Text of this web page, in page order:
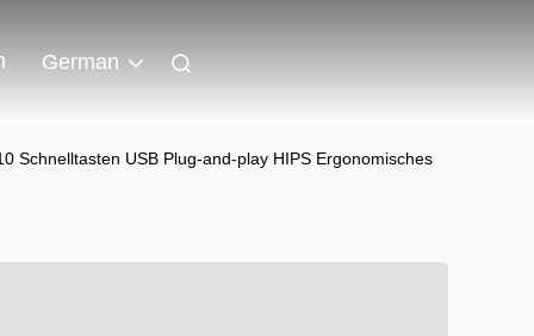
German
Schnelltasten USB Plug-and-play HIPS Ergonomisches